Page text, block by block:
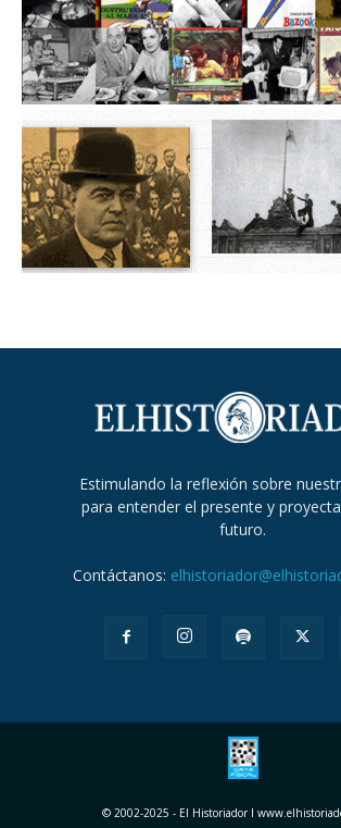
Estimulando la reflexión sobre
para entender el presente y
futuro.
Contáctanos:
© 2002-2025 - El Historiador I